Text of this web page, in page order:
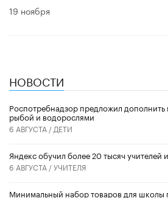
19 ноября
НОВОСТИ
Роспотребнадзор предложил
рыбой и водорослями
6 АВГУСТА / ДЕТИ
​Яндекс обучил более 20 тысяч учителей
6 АВГУСТА /УЧИТЕЛЯ
Минимальный набор товаров для школы